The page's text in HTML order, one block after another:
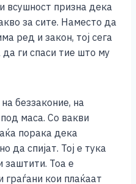
всушност призна дека
за сите. Наместо да
ред и закон, тој сега
да ги спаси тие што му
беззаконие, на
маса. Со вакви
порака дека
да спијат. Тој е тука
заштити. Тоа е
граѓани кои плаќаат